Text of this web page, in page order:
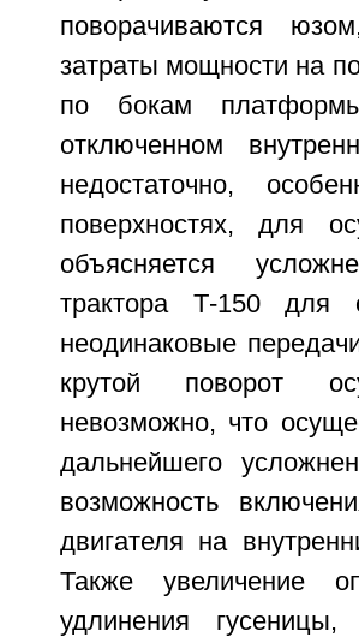
поворачиваются
затраты мощности на
по бокам
отключенном
недостаточно,
поверхностях, для
объясняется
трактора Т-150 для
неодинаковые
крутой поворот
невозможно, что
дальнейшего
возможность
двигателя на
Также увеличение
удлинения